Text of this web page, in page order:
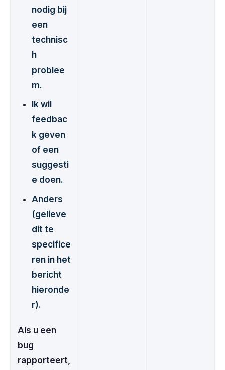
nodig bij
een
technisc
h
problee
m.
Ik wil
feedbac
k geven
of een
suggesti
e doen.
Anders
(gelieve
dit te
specifice
ren in het
bericht
hieronde
r).
Als u een
bug
rapporteert,